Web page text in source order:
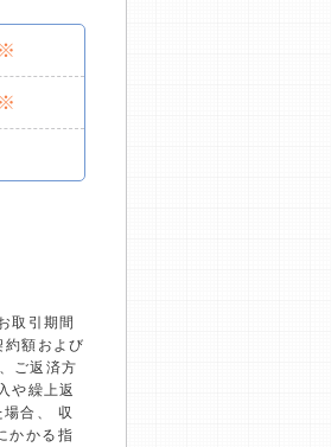
取引期間
額および
ご返済方
や繰上返
合、 収
かかる指